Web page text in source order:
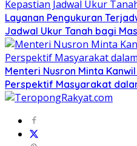
Layanan Pengukuran
Jadwal Ukur Tanah bagi
Menteri Nusron Minta
Perspektif Masyarakat